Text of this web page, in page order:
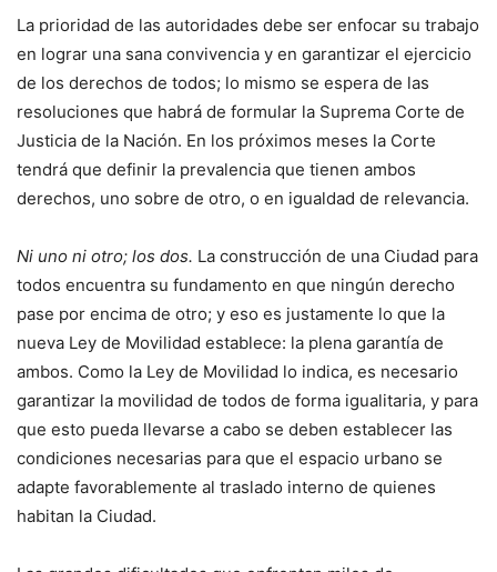
La prioridad de las autoridades debe ser enfocar su trabajo
en lograr una sana convivencia y en garantizar el ejercicio
de los derechos de todos; lo mismo se espera de las
resoluciones que habrá de formular la Suprema Corte de
Justicia de la Nación. En los próximos meses la Corte
tendrá que definir la prevalencia que tienen ambos
derechos, uno sobre de otro, o en igualdad de relevancia.
Ni uno ni otro; los dos. La construcción de una Ciudad para
todos encuentra su fundamento en que ningún derecho
pase por encima de otro; y eso es justamente lo que la
nueva Ley de Movilidad establece: la plena garantía de
ambos. Como la Ley de Movilidad lo indica, es necesario
garantizar la movilidad de todos de forma igualitaria, y para
que esto pueda llevarse a cabo se deben establecer las
condiciones necesarias para que el espacio urbano se
adapte favorablemente al traslado interno de quienes
habitan la Ciudad.